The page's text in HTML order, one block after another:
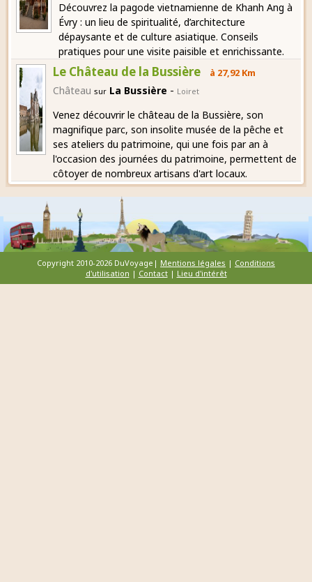
Découvrez la pagode vietnamienne de Khanh Ang à
Évry : un lieu de spiritualité, d’architecture
dépaysante et de culture asiatique. Conseils
pratiques pour une visite paisible et enrichissante.
Le Château de la Bussière à 27,92 Km
Château sur La Bussière - Loiret
Venez découvrir le château de la Bussière, son
magnifique parc, son insolite musée de la pêche et
ses ateliers du patrimoine, qui une fois par an à
l'occasion des journées du patrimoine, permettent de
côtoyer de nombreux artisans d'art locaux.
Copyright 2010-2026 DuVoyage| Mentions légales | Conditions
d'utilisation | Contact| Lieu d'intérêt